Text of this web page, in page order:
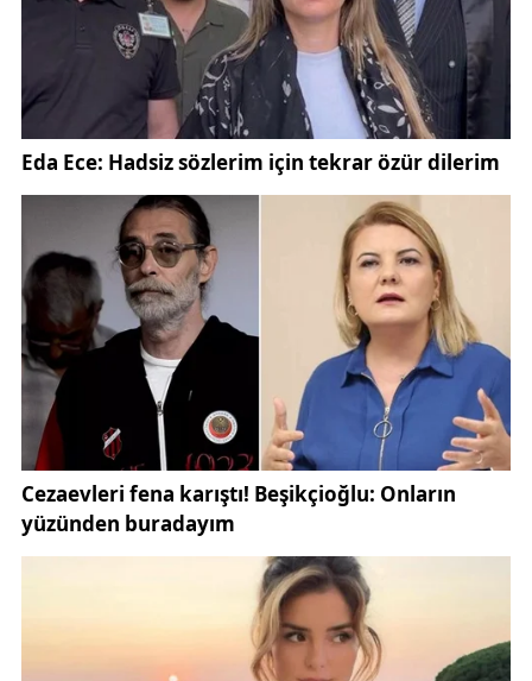
silueti ve buz tutmuş göletin oluşturduğu doğal
kompozisyon, kartpostalları aratmayan görüntüler
ortaya çıkardı. Bölgeye gelen ziyaretçiler, bu
manzaraları ölümsüzleştirmek için fotoğraf
makinelerine ve cep telefonlarına sarıldı.
Kış aylarında özellikle [Yıldız Dağı] ve çevresi,
[Sivas’ta gezilecek yerler] arasında öne çıkan
noktalar arasında yer alıyor. Doğal yapısını büyük
ölçüde koruyan bölge, her yıl kış turizmi ve doğa
fotoğrafçılığıyla ilgilenen çok sayıda kişiyi ağırlıyor.
Yıldız Göleti’nin buz tutmuş hali, bölgeye gelen
ziyaretçilere adeta açık hava sergisi sunuyor. Gölet
çevresinde yürüyüş yapan doğaseverler, sessizliğin
ve kışın hakim olduğu atmosferin tadını çıkarırken,
fotoğraf tutkunları da gün doğumu ve gün batımı
Özellikle [Sivas kış manzaraları] ve [doğa
fotoğrafçılığı] ile ilgilenenler için Yıldız Göleti, bu